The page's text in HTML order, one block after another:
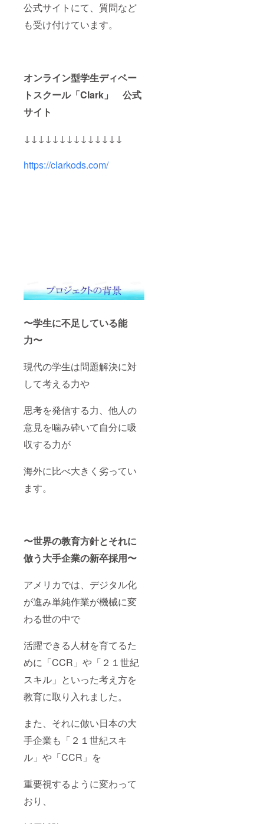
公式サイトにて、質問など
も受け付けています。
オンライン型学生ディベー
トスクール「Clark」 公式
サイト
↓↓↓↓↓↓↓↓↓↓↓↓↓↓
https://clarkods.com/
〜学生に不足している能
力〜
現代の学生は問題解決に対
して考える力や
思考を発信する力、他人の
意見を噛み砕いて自分に吸
収する力が
海外に比べ大きく劣ってい
ます。
〜世界の教育方針とそれに
倣う大手企業の新卒採用〜
アメリカでは、デジタル化
が進み単純作業が機械に変
わる世の中で
活躍できる人材を育てるた
めに「CCR」や「２１世紀
スキル」といった考え方を
教育に取り入れました。
また、それに倣い日本の大
手企業も「２１世紀スキ
ル」や「CCR」を
重要視するように変わって
おり、